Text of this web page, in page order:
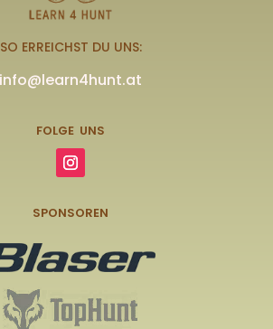
SO ERREICHST DU UNS:
info@learn4hunt.at
FOLGE UNS
SPONSOREN